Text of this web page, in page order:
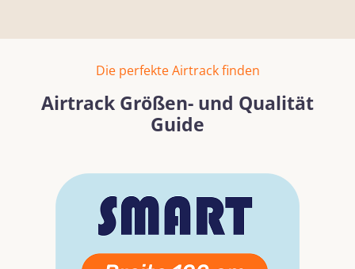
Die perfekte Airtrack finden
Airtrack Größen- und Qualität
Guide
Bildergalerie überspringen
Mehr erfahren